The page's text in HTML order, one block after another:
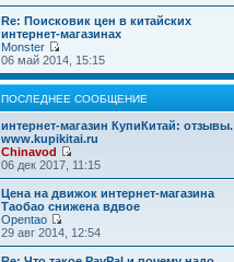
Re: Поисковик цен в китайских
интернет-магазинах
Monster
06 май 2014, 15:15
ПОСЛЕДНЕЕ СООБЩЕНИЕ
интернет-магазин КупиКитай: отзывы.
www.kupikitai.ru
Chinavod
06 дек 2017, 11:15
Цена на движок интернет-магазина
Таобао снижена вдвое
Opentao
29 авг 2014, 12:54